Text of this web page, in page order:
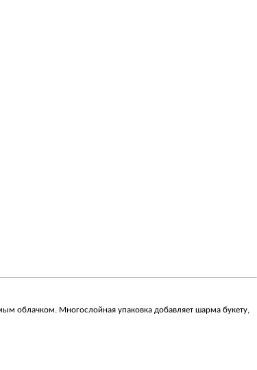
облачком. Многослойная упаковка добавляет шарма букету,